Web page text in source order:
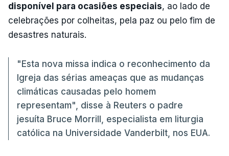
disponível para ocasiões especiais, ao lado de
celebrações por colheitas, pela paz ou pelo fim de
desastres naturais.
"Esta nova missa indica o reconhecimento da
Igreja das sérias ameaças que as mudanças
climáticas causadas pelo homem
representam", disse à Reuters o padre
jesuíta Bruce Morrill, especialista em liturgia
católica na Universidade Vanderbilt, nos EUA.